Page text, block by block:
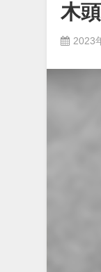
木
2023